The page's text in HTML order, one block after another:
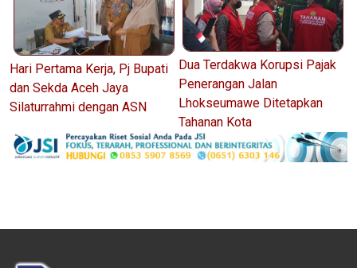
Hari Pertama Kerja, Pj Bupati
dan Sekda Aceh Jaya
Silaturrahmi dengan ASN
Dua Terdakwa Korupsi Pajak
Penerangan Jalan
Lhokseumawe Ditetapkan
Tahanan Kota